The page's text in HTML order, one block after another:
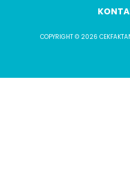
COPYRIGHT © 2026